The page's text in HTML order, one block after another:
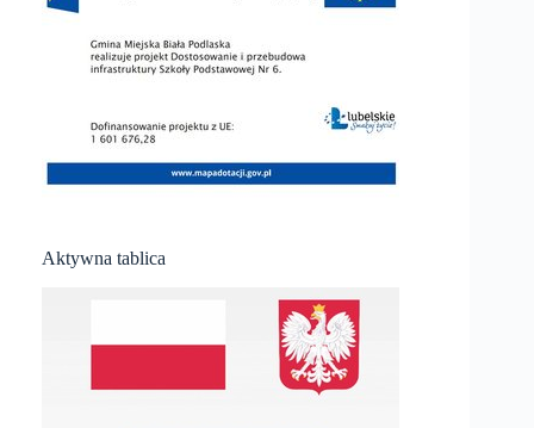
Aktywna tablica